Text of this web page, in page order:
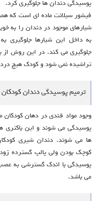
پوسیدگی دندان ها جلوگیری کرد.
فیشور سیلانت ماده ای است که
شیارهای موجود در دندان را به
به داخل این شیارها جلوگیری
جلوگیری می کند. در این روش از
تراشیده نمی شود و کودک هیچ
ترمیم پوسیدگی دندان کودکان
وجود مواد قندی در دهان کودکان
پوسیدگی می شوند و این باکتری
ها می شوند. دندان شیری
کوچک بودن ولی پالپ گسترده
پوسیدگی با اندک گسترشی به
می باشد.